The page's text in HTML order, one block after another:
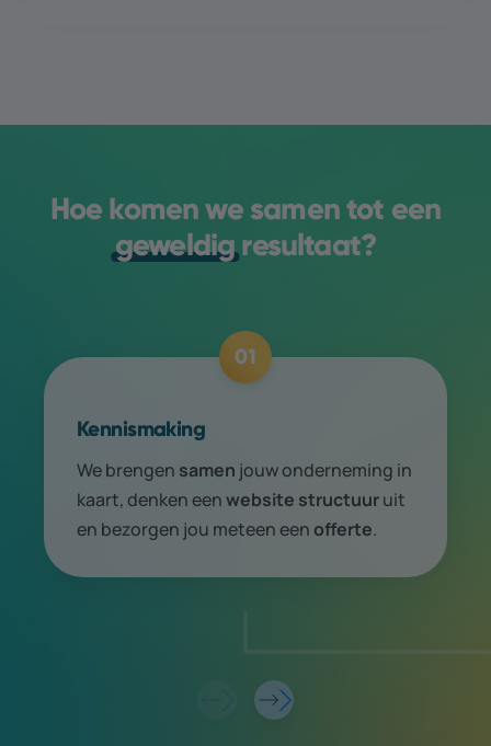
Hoe komen we samen tot een
geweldigresultaat?
01
Kennismaking
We brengen samen jouw onder­neming in
kaart, denken eenweb­site structuuruit
en bezorgen jou meteen eenofferte.